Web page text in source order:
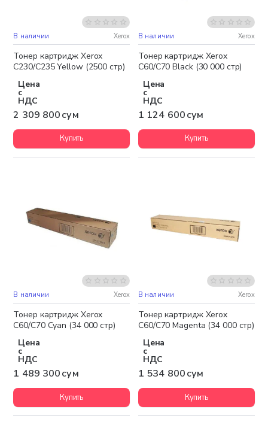
Бесплатная доставка
В наличии Xerox
Тонер картридж Xerox
C230/C235 Yellow (2500 стр)
Цена
с
НДС
2 309 800 сум
Купить
Бесплатная доставка
В наличии Xerox
Тонер картридж Xerox
C60/C70 Black (30 000 стр)
Цена
с
НДС
1 124 600 сум
Купить
Бесплатная доставка
В наличии Xerox
Тонер картридж Xerox
C60/C70 Cyan (34 000 стр)
Цена
с
НДС
1 489 300 сум
Купить
Бесплатная доставка
В наличии Xerox
Тонер картридж Xerox
C60/C70 Magenta (34 000 стр)
Цена
с
НДС
1 534 800 сум
Купить